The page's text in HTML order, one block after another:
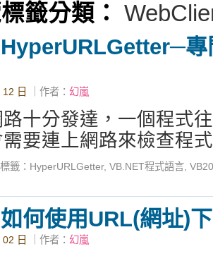
籤分類：
專
日 ｜作者： 幻嵐
十分發達，一個程式
需要連上網路來檢查程
標籤： HyperURLGetter, VB.NET程式語言
何使用URL(網址)
日 ｜作者： 幻嵐